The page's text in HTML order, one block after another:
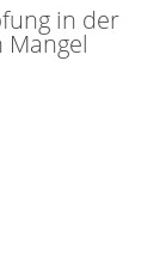
in der
Mangel